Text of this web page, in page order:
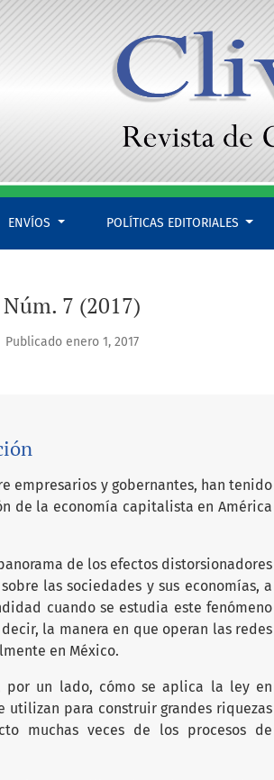
ENVÍOS POLÍTICAS EDITORIALES
Núm. 7 (2017)
Publicado enero 1, 2017
empresarios y gobernantes, han tenido
de la economía capitalista en América
de los efectos distorsionadores
las sociedades y sus economías, a
cuando se estudia este fenómeno
decir, la manera en que operan las redes
en México.
por un lado, cómo se aplica la ley en
utilizan para construir grandes riquezas
muchas veces de los procesos de